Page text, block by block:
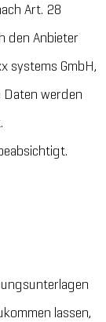
Art. 28
den Anbieter
systems GmbH,
werden
lassen,